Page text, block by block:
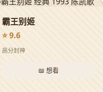
霸王别姬
⭐ 9.6
高分封神
📖 想看